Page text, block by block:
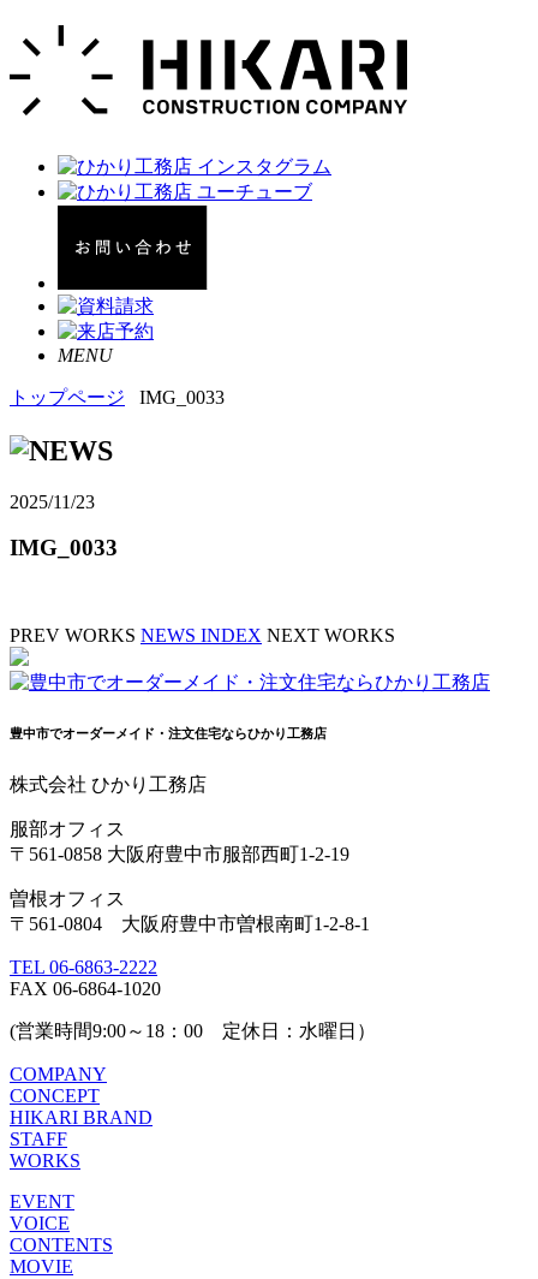
MENU
トップページ IMG_0033
2025/11/23
IMG_0033
PREV WORKS NEWS INDEX NEXT WORKS
豊中市でオーダーメイド・注文住宅ならひかり工務店
株式会社 ひかり工務店
服部オフィス
〒561-0858 大阪府豊中市服部西町1-2-19
曽根オフィス
〒561-0804 大阪府豊中市曽根南町1-2-8-1
TEL 06-6863-2222
FAX 06-6864-1020
(営業時間9:00～18：00 定休日：水曜日）
COMPANY
CONCEPT
HIKARI BRAND
STAFF
WORKS
EVENT
VOICE
CONTENTS
MOVIE